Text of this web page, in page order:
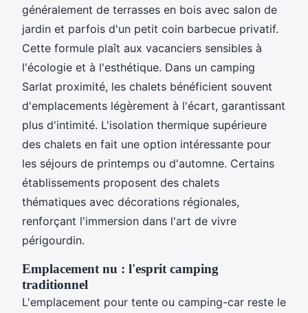
généralement de terrasses en bois avec salon de
jardin et parfois d'un petit coin barbecue privatif.
Cette formule plaît aux vacanciers sensibles à
l'écologie et à l'esthétique. Dans un camping
Sarlat proximité, les chalets bénéficient souvent
d'emplacements légèrement à l'écart, garantissant
plus d'intimité. L'isolation thermique supérieure
des chalets en fait une option intéressante pour
les séjours de printemps ou d'automne. Certains
établissements proposent des chalets
thématiques avec décorations régionales,
renforçant l'immersion dans l'art de vivre
périgourdin.
Emplacement nu : l'esprit camping
traditionnel
L'emplacement pour tente ou camping-car reste le